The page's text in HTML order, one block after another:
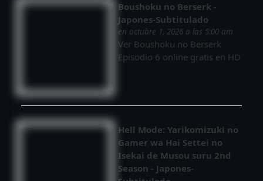
Boushoku no Berserk -
Japones-Subtitulado
en octubre 1, 2026 a las 5:00 am
Ver Boushoku no Berserk
Episodio 6 online gratis en HD
Hell Mode: Yarikomizuki no
Gamer wa Hai Settei no
Isekai de Musou suru 2nd
Season - Japones-